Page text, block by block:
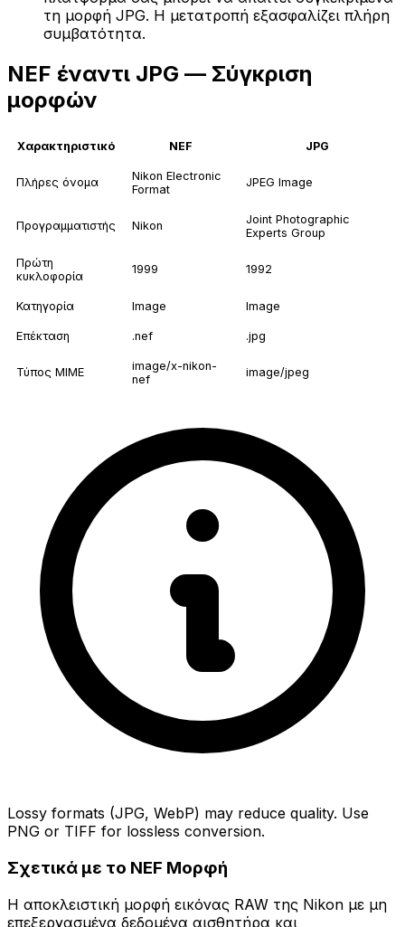
τη μορφή JPG. Η μετατροπή εξασφαλίζει πλήρη
συμβατότητα.
NEF έναντι JPG — Σύγκριση
μορφών
Χαρακτηριστικό NEF JPG
Πλήρες όνομα
Nikon Electronic
Format
JPEG Image
Προγραμματιστής Nikon
Joint Photographic
Experts Group
Πρώτη
κυκλοφορία
1999 1992
Κατηγορία Image Image
Επέκταση .nef .jpg
Τύπος MIME
image/x-nikon-
nef
image/jpeg
Lossy formats (JPG, WebP) may reduce quality. Use
PNG or TIFF for lossless conversion.
Σχετικά με το NEF Μορφή
Η αποκλειστική μορφή εικόνας RAW της Nikon με μη
επεξεργασμένα δεδομένα αισθητήρα και